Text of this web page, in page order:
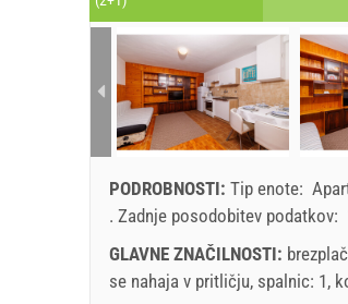
PODROBNOSTI: Tip enote:
. Zadnje posodobitev podatkov:
GLAVNE ZNAČILNOSTI:
se nahaja v pritličju, spalnic: 1,